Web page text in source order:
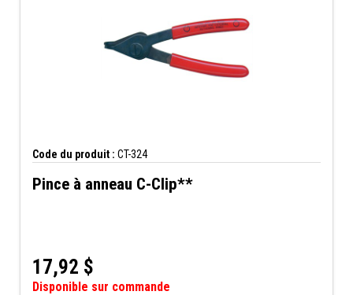
Code du produit : CT-324
Pince à anneau C-Clip**
17,92 $
Disponible sur commande